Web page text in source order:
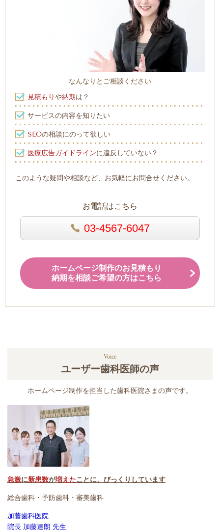
なんなりとご相談ください
見積もりや納期は？
サービスの内容を知りたい
SEOの相談にのって欲しい
医療広告ガイドラインに違反していない？
このような疑問や相談など、お気軽にお問合せください。
お電話はこちら
03-4567-6047
ホームページ制作のお見積もり
納期を相談ご希望の方はこちら
Voice
ユーザー歯科医師の声
ホームページ制作を担当した歯科医院さまの声です。
急激に新患数が増えたことに、びっくりしています
総合歯科・予防歯科・審美歯科
加藤歯科医院
院長 加藤達朗 先生